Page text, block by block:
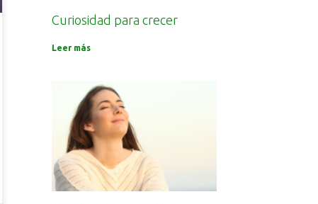
Curiosidad para crecer
Leer más